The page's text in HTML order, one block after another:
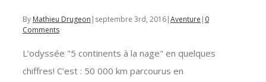
By Mathieu Drugeon | septembre 3rd, 2016|Aventure | 0
Comments
L’odyssée "5 continents à la nage" en quelques
chiffres! C’est : 50 000 km parcourus en